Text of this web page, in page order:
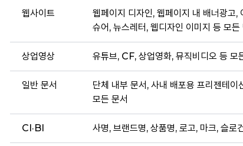
웹사이트
웹페이지 디자인, 웹페이지 내 배너광고
슈어, 뉴스레터, 웹디자인 이미지 등 모든
상업영상 유튜브, CF, 상업영화, 뮤직비디오 등 모
일반 문서
단체 내부 문서, 사내 배포용 프리젠테이
모든 문서
CI·BI 사명, 브랜드명, 상품명, 로고, 마크, 슬로